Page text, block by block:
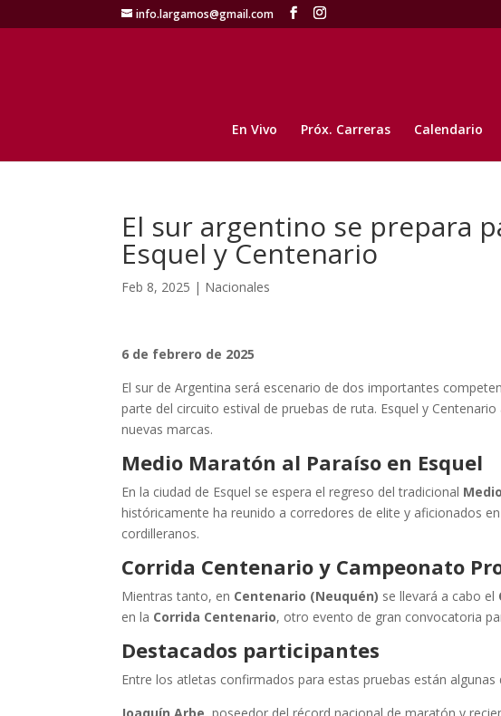
info.largamos@gmail.com
En Vivo Próx. Carreras Calendario
El sur argentino se prepara
Esquel y Centenario
Feb 8, 2025 | Nacionales
6 de febrero de 2025
El sur de Argentina será escenario de dos importantes
parte del circuito estival de pruebas de ruta. Esquel y
nuevas marcas.
Medio Maratón al Paraíso en Esquel
En la ciudad de Esquel se espera el regreso del tradicional
históricamente ha reunido a corredores de elite y aficionados
cordilleranos.
Corrida Centenario y Campeonato
Mientras tanto, en Centenario (Neuquén) se llevará a cabo el
en la Corrida Centenario, otro evento de gran convocatoria
Destacados participantes
Entre los atletas confirmados para estas pruebas están